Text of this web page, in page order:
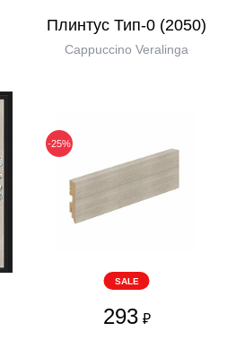
Плинтус Тип-0 (2050)
Cappuccino Veralinga
-25%
SALE
293 ₽